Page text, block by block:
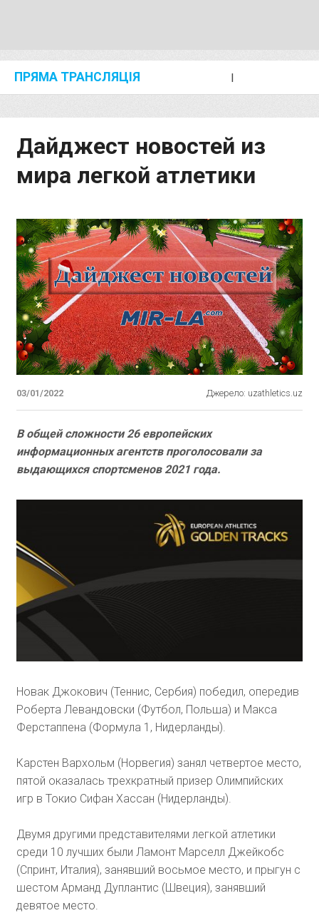
ПРЯМА ТРАНСЛЯЦІЯ I
Дайджест новостей из
мира легкой атлетики
03/01/2022 Джерело: uzathletics.uz
В общей сложности 26 европейских
информационных агентств проголосовали за
выдающихся спортсменов 2021 года.
Новак Джокович (Теннис, Сербия) победил, опередив
Роберта Левандовски (Футбол, Польша) и Макса
Ферстаппена (Формула 1, Нидерланды).
Карстен Вархольм (Норвегия) занял четвертое место,
пятой оказалась трехкратный призер Олимпийских
игр в Токио Сифан Хассан (Нидерланды).
Двумя другими представителями легкой атлетики
среди 10 лучших были Ламонт Марселл Джейкобс
(Спринт, Италия), занявший восьмое место, и прыгун с
шестом Арманд Дуплантис (Швеция), занявший
девятое место.